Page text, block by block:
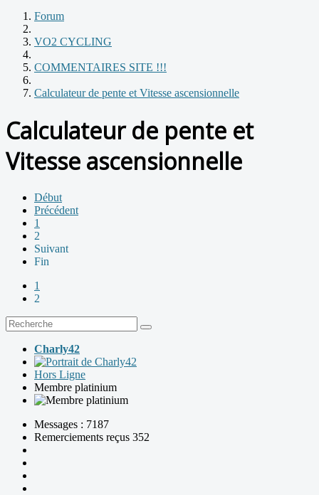
Forum
VO2 CYCLING
COMMENTAIRES SITE !!!
Calculateur de pente et Vitesse ascensionnelle
Calculateur de pente et
Vitesse ascensionnelle
Début
Précédent
1
2
Suivant
Fin
1
2
Charly42
Hors Ligne
Membre platinium
Messages : 7187
Remerciements reçus 352